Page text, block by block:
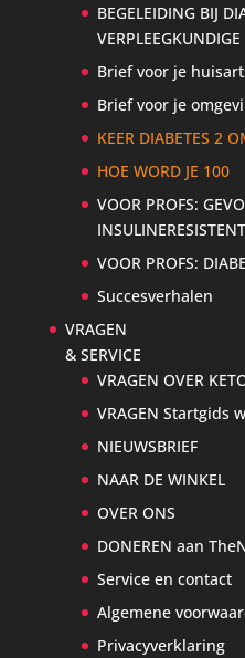
BEGELEIDING BIJ
VERPLEEGKUNDIGE
Brief voor je
Brief voor je
KEER DIABETES 2
HOE WORD JE 100
VOOR PROFS:
VOOR PROFS:
Succesverhalen
VRAGEN
& SERVICE
VRAGEN OVER
VRAGEN Startgids
NIEUWSBRIEF
NAAR DE WINKEL
OVER ONS
DONEREN aan
Service en contact
Algemene
Privacyverklaring